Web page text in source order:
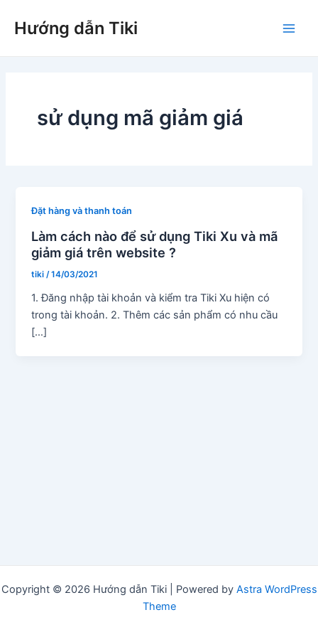
Hướng dẫn Tiki
sử dụng mã giảm giá
Đặt hàng và thanh toán
Làm cách nào để sử dụng Tiki Xu và mã
giảm giá trên website ?
tiki/14/03/2021
1. Đăng nhập tài khoản và kiểm tra Tiki Xu hiện có
trong tài khoản. 2. Thêm các sản phẩm có nhu cầu
[…]
Copyright © 2026 Hướng dẫn Tiki | Powered by Astra WordPress
Theme